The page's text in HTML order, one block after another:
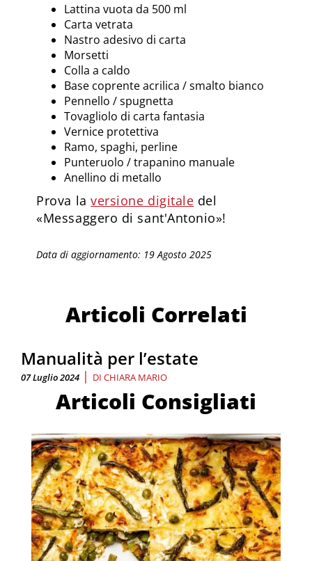
Lattina vuota da 500 ml
Carta vetrata
Nastro adesivo di carta
Morsetti
Colla a caldo
Base coprente acrilica / smalto bianco
Pennello / spugnetta
Tovagliolo di carta fantasia
Vernice protettiva
Ramo, spaghi, perline
Punteruolo / trapanino manuale
Anellino di metallo
Prova laversione digitale del
«Messaggero di sant'Antonio»!
Data di aggiornamento: 19 Agosto 2025
Articoli Correlati
Manualità per l’estate
07 Luglio 2024 | DI CHIARA MARIO
Articoli Consigliati